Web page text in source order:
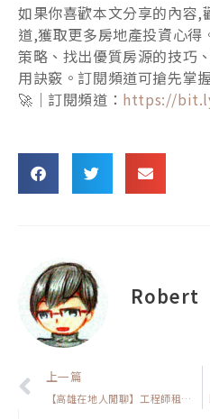
如果你喜歡本文分享的內容
道,獲取更多房地產投資心得
策略、找出優質房源的技巧
用訣竅。訂閱頻道可搶先掌
🚀｜訂閱頻道： https://
Robert
上一頁
上一篇
【高雄在地人閒聊】工程師租屋熱區曝光！想置產當房東必看